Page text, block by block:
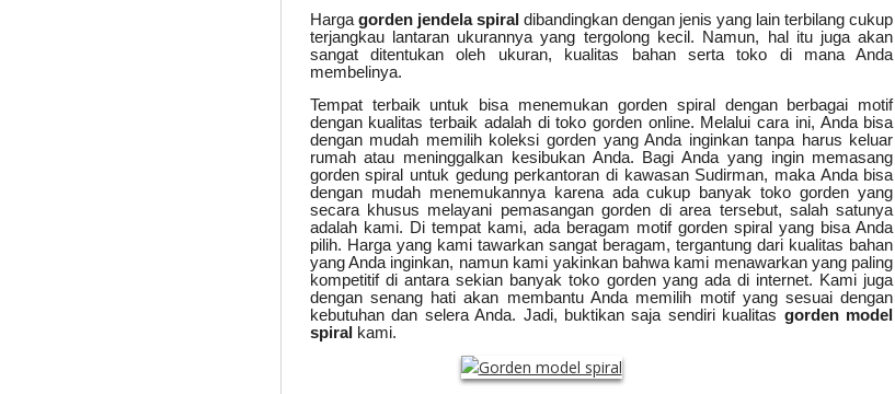
Harga gorden jendela spiral dibandingkan dengan jenis yang lain terbilang cukup
terjangkau lantaran ukurannya yang tergolong kecil. Namun, hal itu juga akan
sangat ditentukan oleh ukuran, kualitas bahan serta toko di mana Anda
membelinya.
Tempat terbaik untuk bisa menemukan gorden spiral dengan berbagai motif
dengan kualitas terbaik adalah di toko gorden online. Melalui cara ini, Anda bisa
dengan mudah memilih koleksi gorden yang Anda inginkan tanpa harus keluar
rumah atau meninggalkan kesibukan Anda. Bagi Anda yang ingin memasang
gorden spiral untuk gedung perkantoran di kawasan Sudirman, maka Anda bisa
dengan mudah menemukannya karena ada cukup banyak toko gorden yang
secara khusus melayani pemasangan gorden di area tersebut, salah satunya
adalah kami. Di tempat kami, ada beragam motif gorden spiral yang bisa Anda
pilih. Harga yang kami tawarkan sangat beragam, tergantung dari kualitas bahan
yang Anda inginkan, namun kami yakinkan bahwa kami menawarkan yang paling
kompetitif di antara sekian banyak toko gorden yang ada di internet. Kami juga
dengan senang hati akan membantu Anda memilih motif yang sesuai dengan
kebutuhan dan selera Anda. Jadi, buktikan saja sendiri kualitas gorden model
spiral kami.